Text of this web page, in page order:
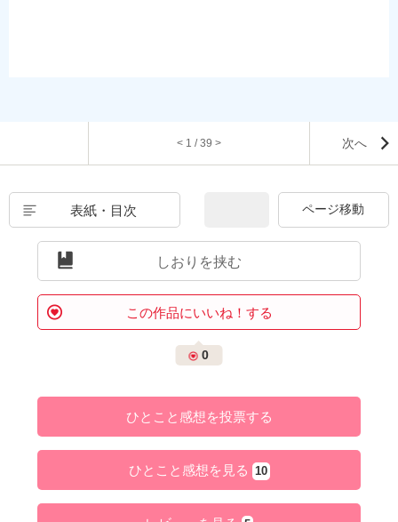
< 1 / 39 > 次へ
表紙・目次
しおりを挟む
この作品にいいね！する
0
ひとこと感想を投票する
ひとこと感想を見る 10